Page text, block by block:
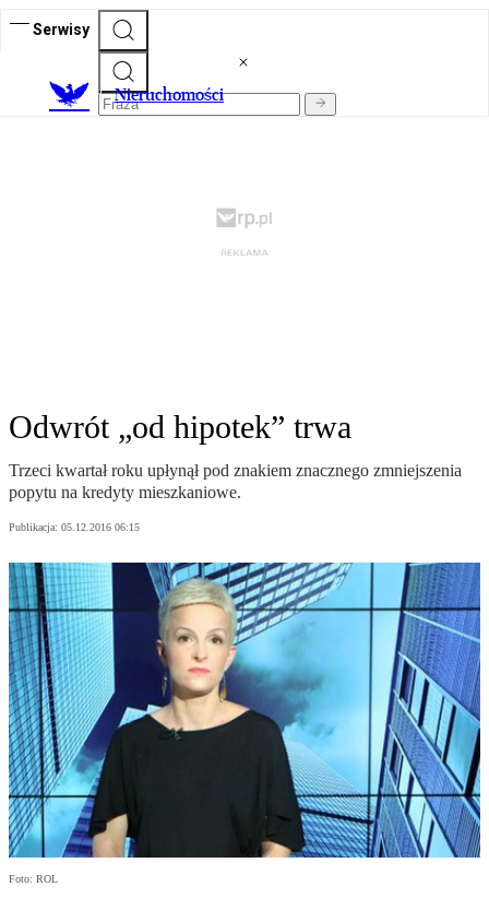
Serwisy
Nieruchomości
Odwrót „od hipotek” trwa
Trzeci kwartał roku upłynął pod znakiem znacznego zmniejszenia
popytu na kredyty mieszkaniowe.
Publikacja: 05.12.2016 06:15
Foto: ROL